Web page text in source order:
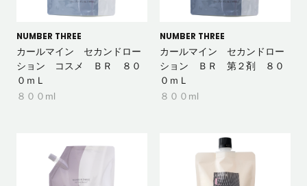
NUMBER THREE
カールマイン セカンドロー
ション コスメ ＢＲ ８０
０ｍＬ
８００ml
NUMBER THREE
カールマイン セカンドロー
ション ＢＲ 第２剤 ８０
０ｍＬ
８００ml